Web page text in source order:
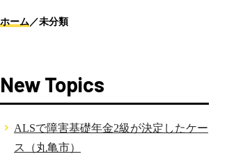
ホーム 未分類
New Topics
ALSで障害基礎年金2級が決定したケー
ス（丸亀市）